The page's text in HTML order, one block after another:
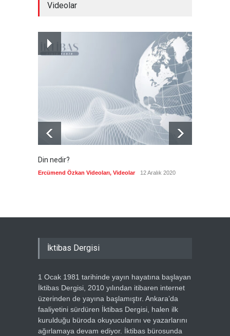
Japonya, nükleer silah
karşıtlığını teyid etmedi
6 Ağustos 2026
Videolar
Din nedir?
Ercümend Özkan Videoları, Videolar 12 Aralık 2020
İktibas Dergisi
1 Ocak 1981 tarihinde yayın hayatına başlayan
İktibas Dergisi, 2010 yılından itibaren internet
üzerinden de yayına başlamıştır. Ankara’da
faaliyetini sürdüren İktibas Dergisi, halen ilk
kurulduğu büroda okuyucularını ve yazarlarını
ağırlamaya devam ediyor. İktibas bürosunda